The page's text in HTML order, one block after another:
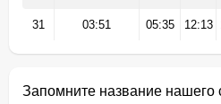
31 03:51 05:35 12:13
Запомните название нашего